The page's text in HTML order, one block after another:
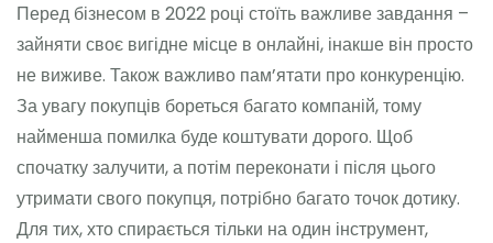
Перед бізнесом в 2022 році стоїть важливе завдання –
зайняти своє вигідне місце в онлайні, інакше він просто
не виживе. Також важливо пам’ятати про конкуренцію.
За увагу покупців бореться багато компаній, тому
найменша помилка буде коштувати дорого. Щоб
спочатку залучити, а потім переконати і після цього
утримати свого покупця, потрібно багато точок дотику.
Для тих, хто спирається тільки на один інструмент,